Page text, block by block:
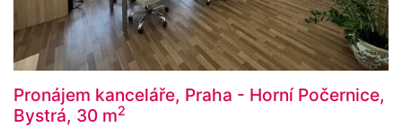
Pronájem kanceláře, Praha - Horní Počernice,
Bystrá, 30 m2